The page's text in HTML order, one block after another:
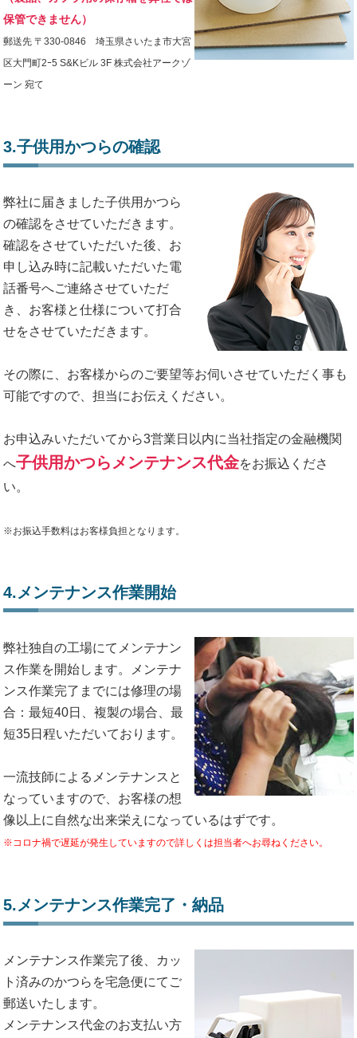
保管できません）
郵送先 〒330-0846 埼玉県さいたま市大宮
区大門町2ｰ5 S&Kビル 3F 株式会社アークゾ
ーン 宛て
3.子供用かつらの確認
弊社に届きました子供用かつら
の確認をさせていただきます。
確認をさせていただいた後、お
申し込み時に記載いただいた電
話番号へご連絡させていただ
き、お客様と仕様について打合
せをさせていただきます。
その際に、お客様からのご要望等お伺いさせていただく事も
可能ですので、担当にお伝えください。
お申込みいただいてから3営業日以内に当社指定の金融機関
へ子供用かつらメンテナンス代金をお振込くださ
い。
※お振込手数料はお客様負担となります。
4.メンテナンス作業開始
弊社独自の工場にてメンテナン
ス作業を開始します。メンテナ
ンス作業完了までには修理の場
合：最短40日、複製の場合、最
短35日程いただいております。
一流技師によるメンテナンスと
なっていますので、お客様の想
像以上に自然な出来栄えになっているはずです。
※コロナ禍で遅延が発生していますので詳しくは担当者へお尋ねください。
5.メンテナンス作業完了・納品
メンテナンス作業完了後、カッ
ト済みのかつらを宅急便にてご
郵送いたします。
メンテナンス代金のお支払い方